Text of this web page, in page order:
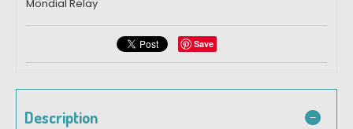
Mondial Relay
Save
Description